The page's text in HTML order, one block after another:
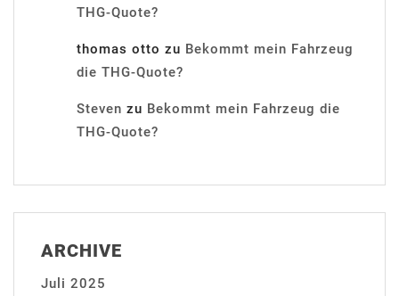
THG-Quote?
thomas otto zu Bekommt mein Fahrzeug
die THG-Quote?
Steven zu Bekommt mein Fahrzeug die
THG-Quote?
ARCHIVE
Juli 2025